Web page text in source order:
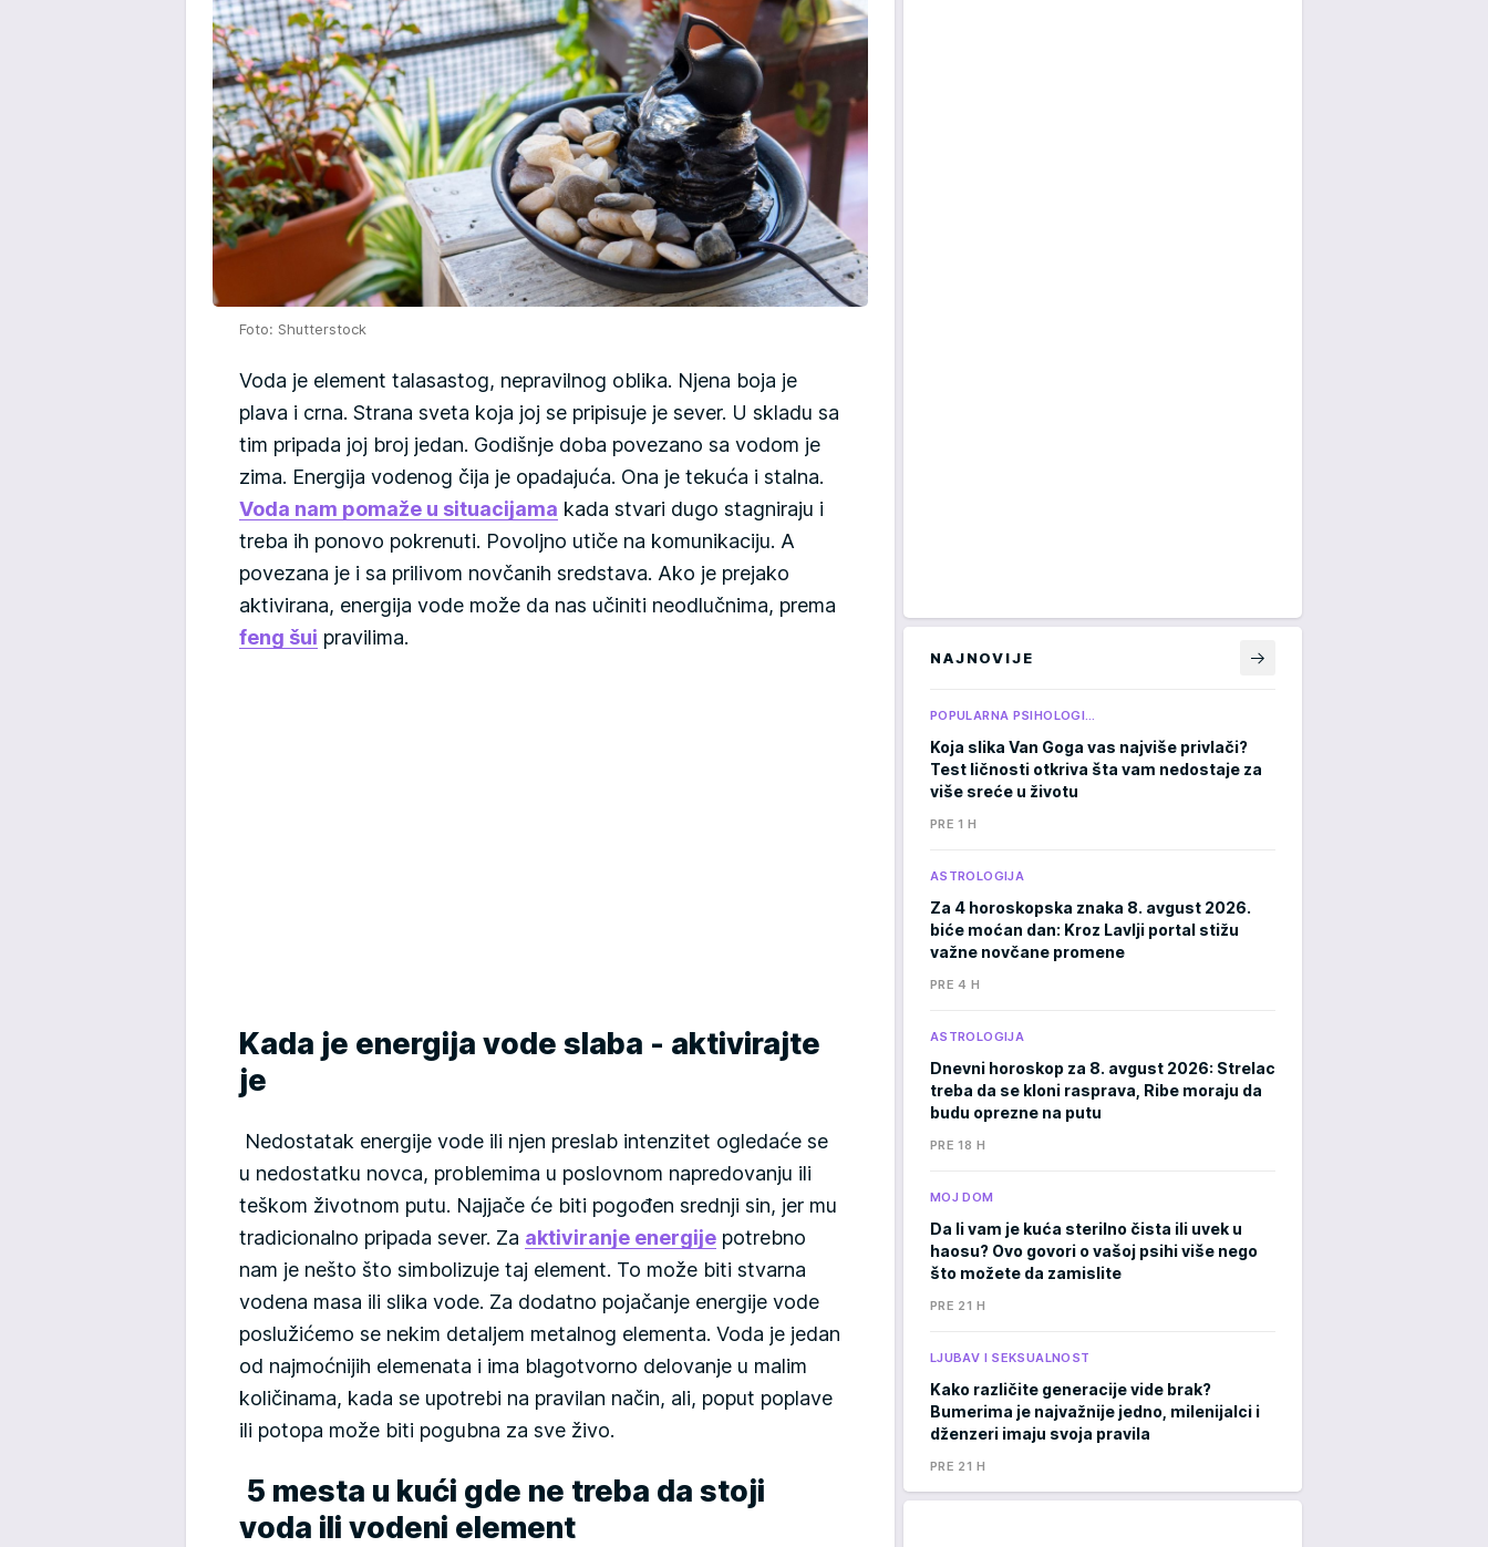
Foto: Shutterstock
Voda je element talasastog, nepravilnog oblika. Njena boja je
plava i crna. Strana sveta koja joj se pripisuje je sever. U skladu sa
tim pripada joj broj jedan. Godišnje doba povezano sa vodom je
zima. Energija vodenog čija je opadajuća. Ona je tekuća i stalna.
Voda nam pomaže u situacijama kada stvari dugo stagniraju i
treba ih ponovo pokrenuti. Povoljno utiče na komunikaciju. A
povezana je i sa prilivom novčanih sredstava. Ako je prejako
aktivirana, energija vode može da nas učiniti neodlučnima, prema
feng šui pravilima.
Kada je energija vode slaba - aktivirajte
je
Nedostatak energije vode ili njen preslab intenzitet ogledaće se
u nedostatku novca, problemima u poslovnom napredovanju ili
teškom životnom putu. Najjače će biti pogođen srednji sin, jer mu
tradicionalno pripada sever. Za aktiviranje energije potrebno
nam je nešto što simbolizuje taj element. To može biti stvarna
vodena masa ili slika vode. Za dodatno pojačanje energije vode
poslužićemo se nekim detaljem metalnog elementa. Voda je jedan
od najmoćnijih elemenata i ima blagotvorno delovanje u malim
količinama, kada se upotrebi na pravilan način, ali, poput poplave
ili potopa može biti pogubna za sve živo.
5 mesta u kući gde ne treba da stoji
voda ili vodeni element
NAJNOVIJE
POPULARNA PSIHOLOGI…
Koja slika Van Goga vas najviše privlači?
Test ličnosti otkriva šta vam nedostaje za
više sreće u životu
PRE 1 H
ASTROLOGIJA
Za 4 horoskopska znaka 8. avgust 2026.
biće moćan dan: Kroz Lavlji portal stižu
važne novčane promene
PRE 4 H
ASTROLOGIJA
Dnevni horoskop za 8. avgust 2026: Strelac
treba da se kloni rasprava, Ribe moraju da
budu oprezne na putu
PRE 18 H
MOJ DOM
Da li vam je kuća sterilno čista ili uvek u
haosu? Ovo govori o vašoj psihi više nego
što možete da zamislite
PRE 21 H
LJUBAV I SEKSUALNOST
Kako različite generacije vide brak?
Bumerima je najvažnije jedno, milenijalci i
dženzeri imaju svoja pravila
PRE 21 H